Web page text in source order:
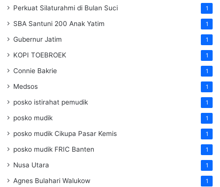
Perkuat Silaturahmi di Bulan Suci 1
SBA Santuni 200 Anak Yatim 1
Gubernur Jatim 1
KOPI TOEBROEK 1
Connie Bakrie 1
Medsos 1
posko istirahat pemudik 1
posko mudik 1
posko mudik Cikupa Pasar Kemis 1
posko mudik FRIC Banten 1
Nusa Utara 1
Agnes Bulahari Walukow 1